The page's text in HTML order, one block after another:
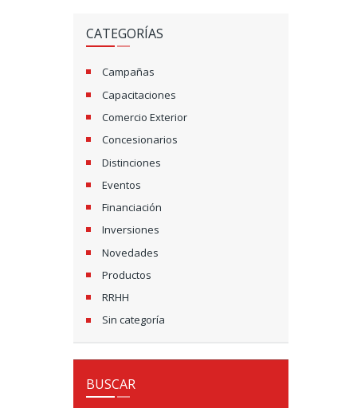
CATEGORÍAS
Campañas
Capacitaciones
Comercio Exterior
Concesionarios
Distinciones
Eventos
Financiación
Inversiones
Novedades
Productos
RRHH
Sin categoría
BUSCAR